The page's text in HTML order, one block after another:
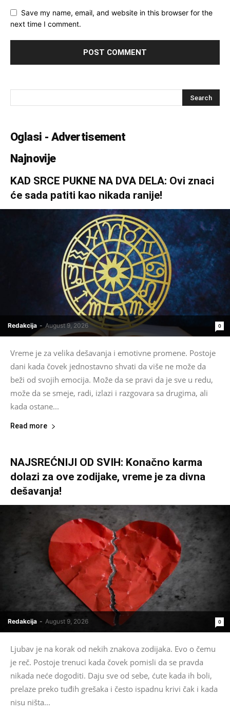
Save my name, email, and website in this browser for the
next time I comment.
Oglasi - Advertisement
Najnovije
KAD SRCE PUKNE NA DVA DELA: Ovi znaci
će sada patiti kao nikada ranije!
Redakcija - August 9, 2026 0
Vreme je za velika dešavanja i emotivne promene. Postoje
dani kada čovek jednostavno shvati da više ne može da
beži od svojih emocija. Može da se pravi da je sve u redu,
može da se smeje, radi, izlazi i razgovara sa drugima, ali
kada ostane...
Read more
NAJSREĆNIJI OD SVIH: Konačno karma
dolazi za ove zodijake, vreme je za divna
dešavanja!
Redakcija - August 9, 2026 0
Ljubav je na korak od nekih znakova zodijaka. Evo o čemu
je reč. Postoje trenuci kada čovek pomisli da se pravda
nikada neće dogoditi. Daju sve od sebe, ćute kada ih boli,
prelaze preko tuđih grešaka i često ispadnu krivi čak i kada
nisu ništa...